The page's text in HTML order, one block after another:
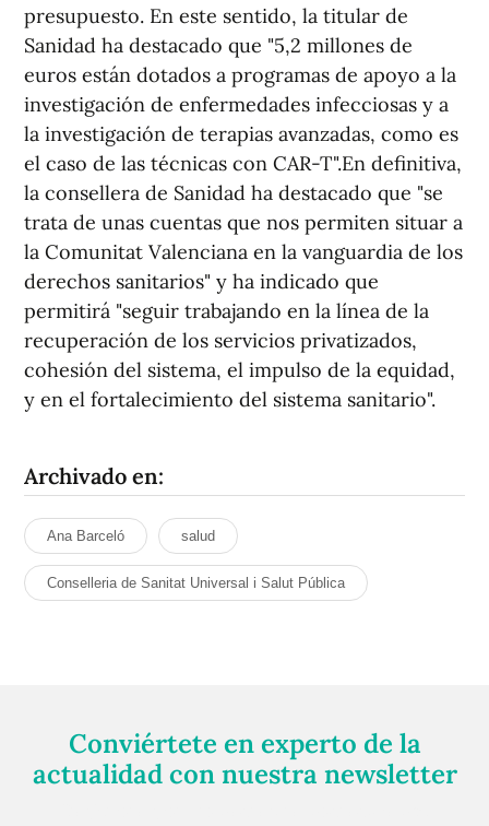
presupuesto. En este sentido, la titular de
Sanidad ha destacado que "5,2 millones de
euros están dotados a programas de apoyo a la
investigación de enfermedades infecciosas y a
la investigación de terapias avanzadas, como es
el caso de las técnicas con CAR-T".En definitiva,
la consellera de Sanidad ha destacado que "se
trata de unas cuentas que nos permiten situar a
la Comunitat Valenciana en la vanguardia de los
derechos sanitarios" y ha indicado que
permitirá "seguir trabajando en la línea de la
recuperación de los servicios privatizados,
cohesión del sistema, el impulso de la equidad,
y en el fortalecimiento del sistema sanitario".
Archivado en:
Ana Barceló salud
Conselleria de Sanitat Universal i Salut Pública
Conviértete en experto de la
actualidad con nuestra newsletter